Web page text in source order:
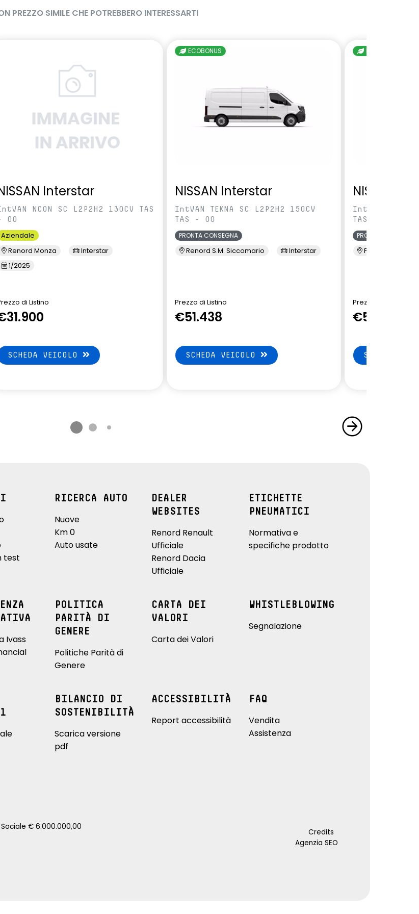
PREZZO SIMILE CHE POTREBBERO INTERESSARTI
Interstar
NCON SC L2P2H2 130CV TAS
00
Aziendale
Renord Monza
Interstar
1/2025
di Listino
SCHEDA VEICOLO
ECOBONUS
NISSAN Interstar
IntVAN TEKNA SC L2P2H2 150CV
TAS - 00
PRONTA CONSEGNA
Renord S.M. Siccomario Interstar
Prezzo di Listino
€51.438
SCHEDA VEICOLO
ECOBONUS
NISSAN
IntVAN TEKNA
TAS - 00
PRONTA CONSEGNA
Presso Terzi
Prezzo di Listino
€51.438
SCHEDA
test
RICERCA AUTO
Nuove
Km 0
Auto usate
DEALER
WEBSITES
Renord Renault
Ufficiale
Renord Dacia
Ufficiale
ETICHETTE
PNEUMATICI
Normativa e
specifiche prodotto
Ivass
POLITICA
PARITÀ DI
GENERE
Politiche Parità di
Genere
CARTA DEI
VALORI
Carta dei Valori
WHISTLEBLOWING
Segnalazione
BILANCIO DI
SOSTENIBILITÀ
Scarica versione
pdf
ACCESSIBILITÀ
Report accessibilità
FAQ
Vendita
Assistenza
Sociale € 6.000.000,00
Credits
Agenzia SEO
auto senza impegno